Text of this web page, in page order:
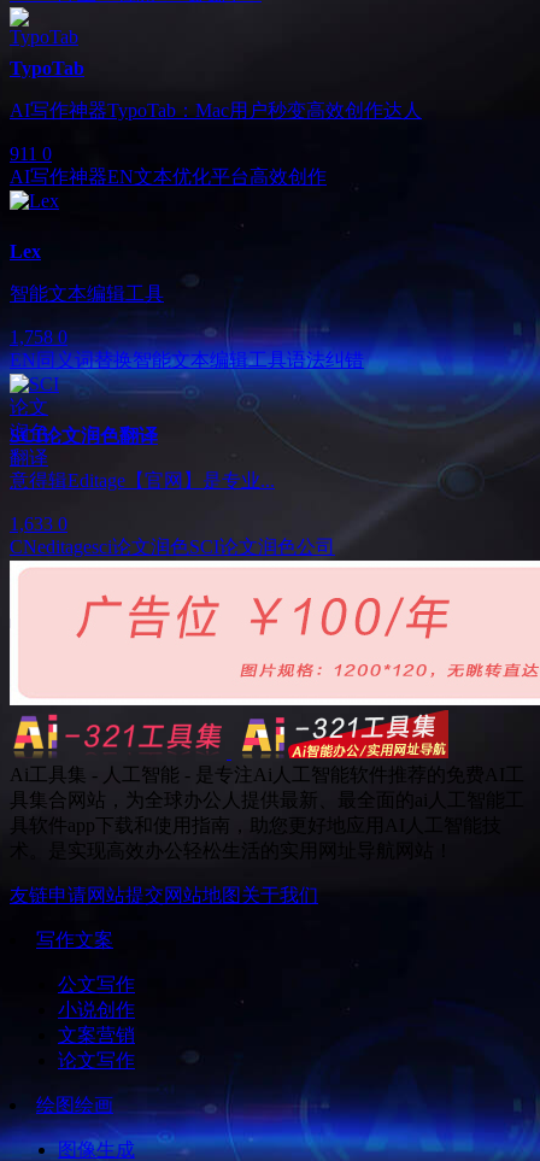
TypoTab
AI写作神器TypoTab：Mac用户秒变高效创作达人
911 0
AI写作神器EN文本优化平台高效创作
Lex
智能文本编辑工具
1,758 0
EN同义词替换智能文本编辑工具语法纠错
SCI论文润色翻译
意得辑Editage【官网】是专业...
1,633 0
CNeditagesci论文润色SCI论文润色公司
Ai工具集 - 人工智能 - 是专注Ai人工智能软件推荐的免费AI工
具集合网站，为全球办公人提供最新、最全面的ai人工智能工
具软件app下载和使用指南，助您更好地应用AI人工智能技
术。是实现高效办公轻松生活的实用网址导航网站！
友链申请网站提交网站地图 关于我们
写作文案
公文写作
小说创作
文案营销
论文写作
绘图绘画
图像生成